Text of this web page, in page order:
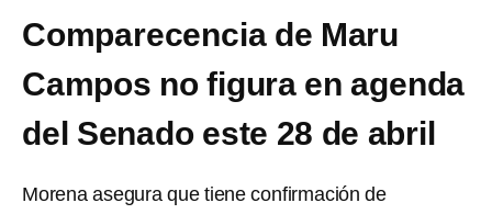
Comparecencia de Maru
Campos no figura en agenda
del Senado este 28 de abril
Morena asegura que tiene confirmación de